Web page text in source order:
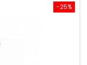
-25%